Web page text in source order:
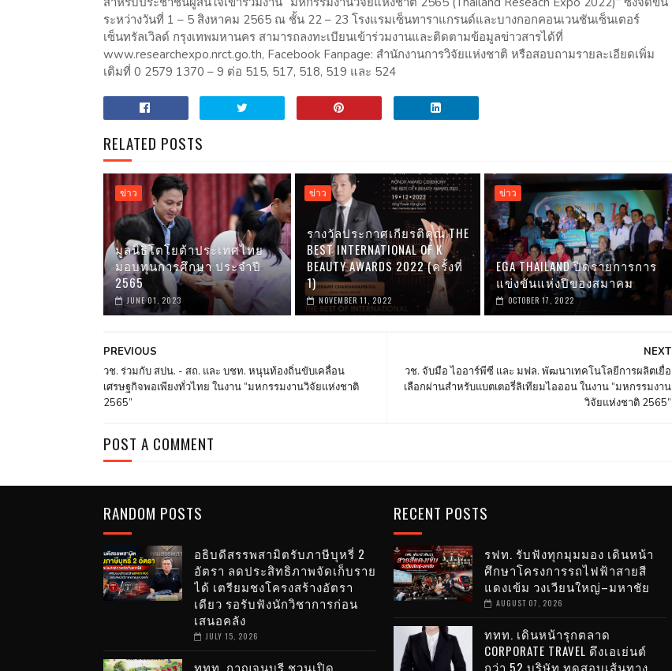
ระหว่างวันที่ 1 – 5 สิงหาคม 2565 ณ ชั้น 22 – 23 โรงแรมเซ็นทาราแกรนด์และบางกอกคอนเวนชันเซ็นเตอร์
เซ็นทรัลเวิลด์ กรุงเทพมหานคร สามารถลงทะเบียนเข้าร่วมงานและติดตามข้อมูลข่าวสารได้ที่
www.researchexpo.nrct.go.th, Facebook Fanpage: สำนักงานการวิจัยแห่งชาติ หรือสอบถามรายละเอียดเพิ่ม
เติมที่ 0 2579 1370 – 9 ต่อ 515, 517, 518, 519 และ 524
RELATED POSTS
ข่าว
มูลนิธิโตโยต้าประเทศไทย
มอบทุนการศึกษา ประจำปี
2565
JUNE 01, 2023
ข่าว
รางวัลประกาศเกียรติคุณ THE
BEST INTERNATIONAL OF K
BEAUTY AWARDS 2022 (ครั้งที่
1)
NOVEMBER 11, 2022
ข่าว
EGA THAILAND ปิดรายการการ
แข่งขันแห่งปีของสมาคม
OCTOBER 17, 2022
NEXT
วช. จับมือ ไออาร์พีซี และ มฟล. พัฒนาเทคโนโลยีการผลิตเยื่อ
เลือกผ่านสำหรับแบตเตอรี่ลิเทียมไอออน ในงาน “มหกรรมงาน
วิจัยแห่งชาติ 2565”
PREVIOUS
วช. ร่วมกับ สปน. - สถ. และ บชท. หนุนท้องถิ่นขับเคลื่อน
เศรษฐกิจพอเพียงทั่วไทย ในงาน “มหกรรมงานวิจัยแห่งชาติ
2565”
POST A COMMENT
RANDOM POSTS
อธิบดีสรรพสามิตรับภาษีบุหรี่ 2
อัตรา ลดประสิทธิภาพจัดเก็บราย
ได้ เตรียมชงโครงสร้างอัตรา
เดียว รอรับฟังนักวิชาการก่อน
เสนอคลัง
JULY 15, 2026
ททท. กาญจนบุรี ชวนเปิด
RECENT POSTS
รฟท. รับฟังทุกมุมมอง เดินหน้า
ศึกษาโครงการรถไฟฟ้าสายสี
แดงเข้ม วงเวียนใหญ่–มหาชัย
AUGUST 07, 2026
ททท. เดินหน้ารุกตลาด
CORPORATE TRAVEL ดึงเอเย่นต์
กว่า 52 บริษัท ทดสอบเส้นทาง